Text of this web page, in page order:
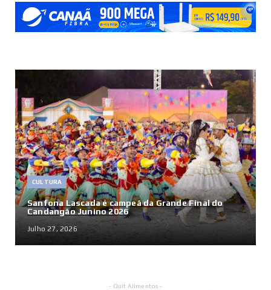
CULTURA
Sanfona Lascada é campeã da Grande Final do
Candangão Junino 2026
Julho 27, 2026
- Quit Alimentos -